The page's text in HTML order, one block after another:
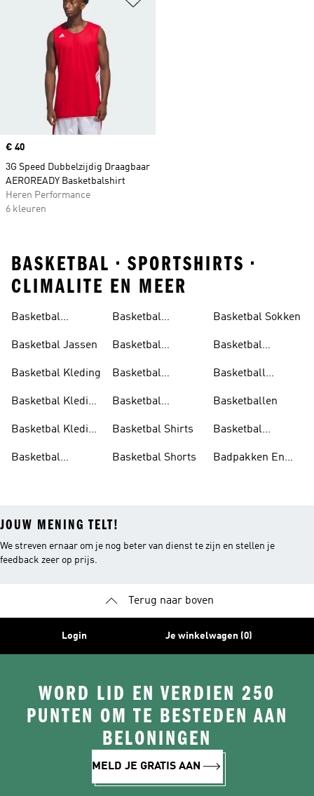
Price
€ 40
3G Speed Dubbelzijdig Draagbaar
AEROREADY Basketbalshirt
Heren Performance
6 kleuren
BASKETBAL • SPORTSHIRTS •
CLIMALITE EN MEER
Basketbal
Basketbal Jassen
Basketbal Kleding
Basketbal Kleding
Basketbal Kleding
Basketbal
Basketbal
Basketbal
Basketbal
Kinderen
Basketbal
Basketbal Shirts
Basketbal Shorts
Basketbal Sokken
Basketbal
Basketball
Basketballen
Basketbal
Badpakken En
JOUW MENING TELT!
We streven ernaar om je nog beter van dienst te zijn en stellen je
feedback zeer op prijs.
Terug naar boven
Login Je winkelwagen (0)
WORD LID EN VERDIEN 250
PUNTEN OM TE BESTEDEN AAN
BELONINGEN
MELD JE GRATIS AAN